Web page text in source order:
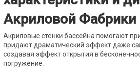
Акриловой Фабрики
Акриловые стенки бассейна помогают
придают драматический эффект даже
создавая эффект открытия в
погружение.